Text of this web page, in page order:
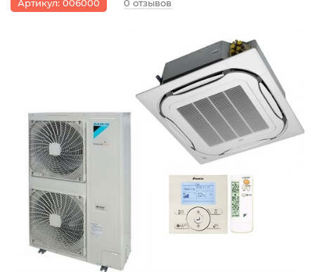
Артикул: 006000 0 отзывов